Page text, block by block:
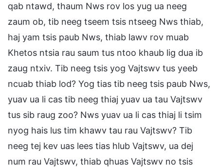
qab ntawd, thaum Nws rov los yug ua neeg
zaum ob, tib neeg tseem tsis ntseeg Nws thiab,
haj yam tsis paub Nws, thiab lawv rov muab
Khetos ntsia rau saum tus ntoo khaub lig dua ib
zaug ntxiv. Tib neeg tsis yog Vajtswv tus yeeb
ncuab thiab lod? Yog tias tib neeg tsis paub Nws,
yuav ua li cas tib neeg thiaj yuav ua tau Vajtswv
tus sib raug zoo? Nws yuav ua li cas thiaj li tsim
nyog hais lus tim khawv tau rau Vajtswv? Tib
neeg tej kev uas lees tias hlub Vajtswv, ua dej
num rau Vajtswv, thiab qhuas Vajtswv no tsis